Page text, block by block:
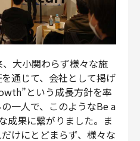
大小関わらず様々な施
通じて、会社として掲げ
という成長方針を率
一人で、このようなBe a
成果に繋がりました。ま
けにとどまらず、様々な